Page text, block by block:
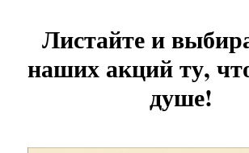
Листайте и
наших акций ту,
душе!